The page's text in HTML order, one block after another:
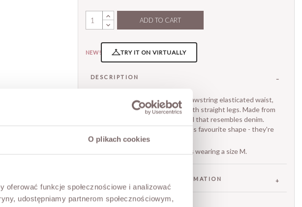
O plikach cookies
funkcje społecznościowe i analizować
udostępniamy partnerom społecznościowym,
Leg
Cream
ADD TO CART
NEW! TRY IT ON VIRTUALLY
DESCRIPTION
Wide-leg Dakota trousers. Drawstring elasticated waist,
four pockets. A relaxed cut with straight legs. Made from
soft, beautifully draping lyocell that resembles denim.
Stylish trousers in the season's favourite shape - they're
bound to become your go-to.
The model is 173 cm tall and is wearing a size M.
FABRIC / ADDITIONAL INFORMATION